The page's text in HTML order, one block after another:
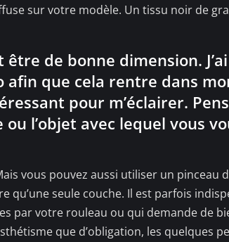
sur votre modèle. Un tissu noir de
de bonne dimension.
que cela rentre dans
pour m’éclairer.
l’objet avec lequel vous
vous pouvez aussi utiliser un pinceau
qu’une seule couche. Il est parfois
par votre rouleau ou qui demande de
que d’obligation, les quelques